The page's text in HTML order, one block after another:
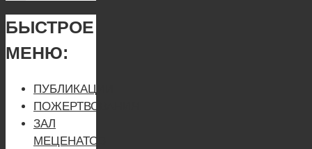
БЫСТРОЕ
МЕНЮ:
ПУБЛИКАЦИИ
ПОЖЕРТВОВАНИЯ
ЗАЛ
МЕЦЕНАТОВ